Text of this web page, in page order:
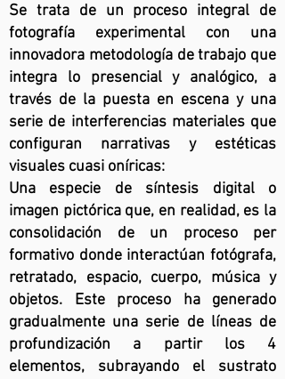
Se trata de un proceso integral de
fotografía experimental con una
innovadora metodología de trabajo que
integra lo presencial y analógico, a
través de la puesta en escena y una
serie de interferencias materiales que
configuran narrativas y estéticas
visuales cuasi oníricas:
Una especie de síntesis digital o
imagen pictórica que, en realidad, es la
consolidación de un proceso per
formativo donde interactúan fotógrafa,
retratado, espacio, cuerpo, música y
objetos. Este proceso ha generado
gradualmente una serie de líneas de
profundización a partir los 4
elementos, subrayando el sustrato